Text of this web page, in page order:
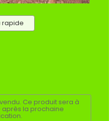
rapide
Ce produit sera à
la prochaine